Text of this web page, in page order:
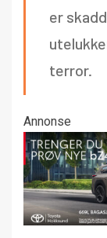
er
terror.
Annonse